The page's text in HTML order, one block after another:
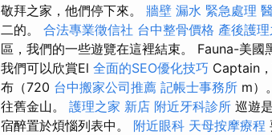
敬拜之家，他們停下來。 牆壁 漏水 緊急處理
二的。 合法專業徵信社 台中整骨價格 產後護
區，我們的一些遊覽在這裡結束。 Fauna-美國
我們可以欣賞El 全面的SEO優化技巧 Captain
布（720 台中搬家公司推薦 記帳士事務所 m）
往舊金山。 護理之家 新店 附近牙科診所 巡遊
宿醉置於煩惱列表中。 附近眼科 天母按摩療程